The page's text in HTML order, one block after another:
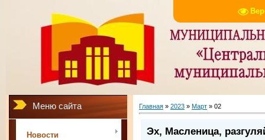
Меню сайта
Новости
Главная » 2023 » Март » 02
Эх, Масленица,